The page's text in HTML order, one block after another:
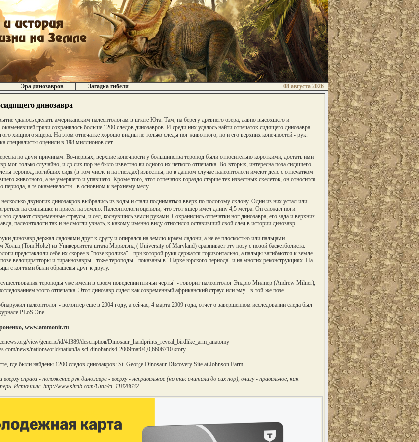
Эра динозавров Загадка гибели
08 августа 2026
динозавра
удалось сделать американским палеонтологам в штате Юта. Там, на берегу древнего озера, давно высохшего и
грязи сохранилось больше 1200 следов динозавров. И среди них удалось найти отпечаток сидящего динозавра -
хищного ящера. На этом отпечатке хорошо видны не только следы ног животного, но и его верхних конечностей - рук.
специалисты оценили в 198 миллионов лет.
по двум причинам. Во-первых, верхние конечности у большинства теропод были относительно короткими, достать ими
мог только случайно, и до сих пор не было известно ни одного их четкого отпечатка. Во-вторых, интересна поза сидящего
теропод, погибших сидя (в том числе и на гнездах) известны, но в данном случае палеонтологи имеют дело с отпечатком
животного, а не умершего и упавшего. Кроме того, этот отпечаток гораздо старше тех известных скелетов, он относится
периода, а те окаменелости - в основном к верхнему мелу.
двуногих динозавров выбрались из воды и стали подниматься вверх по пологому склону. Один из них устал или
на солнышке и присел на землю. Палеонтологи оценили, что этот ящер имел длину 4,5 метра. Он сложил ноги
это делают современные страусы, и сел, коснувшись земли руками. Сохранились отпечатки ног динозавра, его зада и верхних
палеонтологи так и не смогли узнать, к какому именно виду относился оставивший свой след в истории динозавр.
динозавр держал ладонями друг к другу и опирался на землю краем ладони, а не ее плоскостью или пальцами.
Хольц (Tom Holtz) из Университета штата Мэрилэнд ( University of Maryland) сравнивает эту позу с позой баскетболиста.
представляли себе их скорее в "позе кролика" - при которой руки держатся горизонтально, а пальцы загибаются к земле.
велоцирапторы и тираннозавры - тоже тероподы - показаны в "Парке юрского периода" и на многих реконструкциях. На
с когтями были обращены друг к другу.
тероподы уже имели в своем поведении птичьи черты" - говорит палеонтолог Эндрю Милнер (Andrew Milner),
этого отпечатка. Этот динозавр сидел как современный африканский страус или эму - в той-же позе.
палеонтолог - волонтер еще в 2004 году, а сейчас, 4 марта 2009 года, отчет о завершенном исследовании следа был
PLoS One.
www.ammonit.ru
view/generic/id/41389/description/Dinosaur_handprints_reveal_birdlike_arm_anatomy
news/nationworld/nation/la-sci-dinohands4-2009mar04,0,6606710.story
где были найдены 1200 следов динозавров: St. George Dinosaur Discovery Site at Johnson Farm
справа - положение рук динозавра - вверху - неправильное (но так считали до сих пор), внизу - правильное, как
Источник: http://www.sltrib.com/Utah/ci_11828632